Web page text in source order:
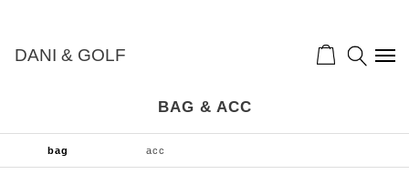
DANI & GOLF
BAG & ACC
bag acc